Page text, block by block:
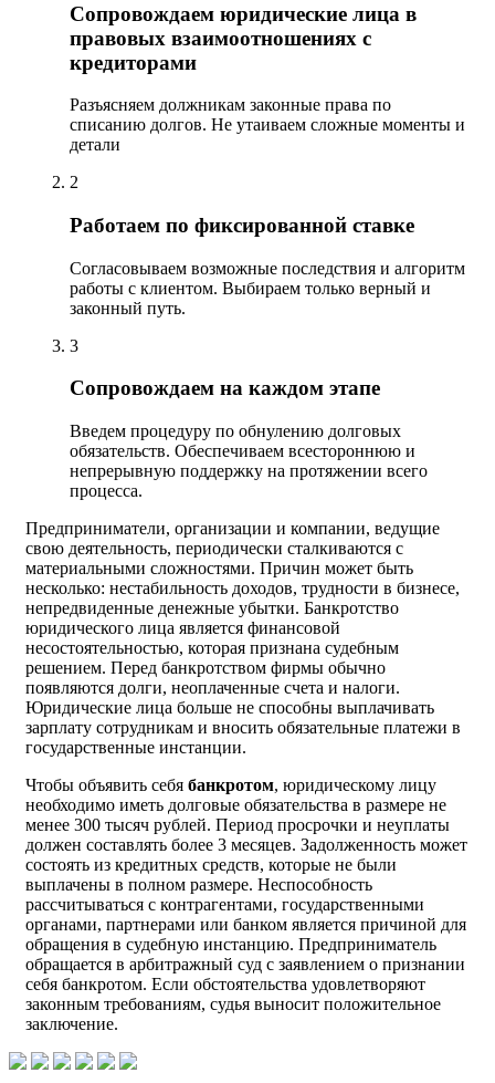
Сопровождаем юридические лица в
правовых взаимоотношениях с
кредиторами
Разъясняем должникам законные права по
списанию долгов. Не утаиваем сложные моменты и
детали
2
Работаем по фиксированной ставке
Согласовываем возможные последствия и алгоритм
работы с клиентом. Выбираем только верный и
законный путь.
3
Сопровождаем на каждом этапе
Введем процедуру по обнулению долговых
обязательств. Обеспечиваем всестороннюю и
непрерывную поддержку на протяжении всего
процесса.
Предприниматели, организации и компании, ведущие
свою деятельность, периодически сталкиваются с
материальными сложностями. Причин может быть
несколько: нестабильность доходов, трудности в бизнесе,
непредвиденные денежные убытки. Банкротство
юридического лица является финансовой
несостоятельностью, которая признана судебным
решением. Перед банкротством фирмы обычно
появляются долги, неоплаченные счета и налоги.
Юридические лица больше не способны выплачивать
зарплату сотрудникам и вносить обязательные платежи в
государственные инстанции.
Чтобы объявить себя банкротом, юридическому лицу
необходимо иметь долговые обязательства в размере не
менее 300 тысяч рублей. Период просрочки и неуплаты
должен составлять более 3 месяцев. Задолженность может
состоять из кредитных средств, которые не были
выплачены в полном размере. Неспособность
рассчитываться с контрагентами, государственными
органами, партнерами или банком является причиной для
обращения в судебную инстанцию. Предприниматель
обращается в арбитражный суд с заявлением о признании
себя банкротом. Если обстоятельства удовлетворяют
законным требованиям, судья выносит положительное
заключение.